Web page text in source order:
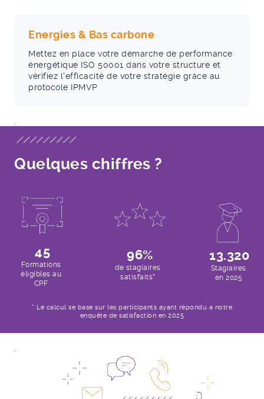
Energies & Bas carbone
Mettez en place votre démarche de performance
énergétique ISO 50001 dans votre structure et
vérifiez l'efficacité de votre stratégie grâce au
protocole IPMVP
;
Quelques chiffres ?
45
Formations
éligibles au
CPF
96%
de stagiaires
satisfaits*
13.320
Stagiaires
en 2025
* Le calcul se base sur les participants ayant répondu a notre
enquête de satisfaction en 2025
;